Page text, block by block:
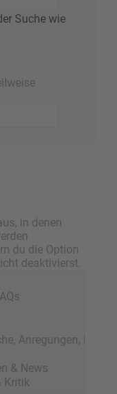
Suche wie
in denen
du die Option
deaktivierst.